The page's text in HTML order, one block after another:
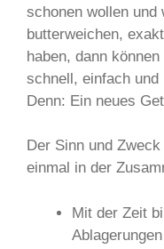
schonen wollen und
butterweichen,
haben, dann
schnell, einfach
Denn: Ein neues
Der Sinn und
einmal in der
Mit der Zeit